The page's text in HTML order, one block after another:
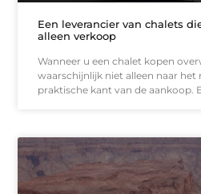
Een leverancier van chalets
alleen verkoop
Wanneer u een chalet kopen
waarschijnlijk niet alleen naar
praktische kant van de aankoop.